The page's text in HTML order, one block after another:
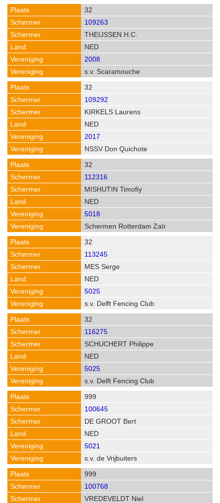
32
109263
THEIJSSEN H.C.
NED
2008
s.v. Scaramouche
32
109292
KIRKELS Laurens
NED
2017
NSSV Don Quichote
32
112316
MISHUTIN Timofiy
NED
5018
Schermen Rotterdam Zaïr
32
113245
MES Serge
NED
5025
s.v. Delft Fencing Club
32
116275
SCHUCHERT Philippe
NED
5025
s.v. Delft Fencing Club
999
100645
DE GROOT Bert
NED
5021
s.v. de Vrijbuiters
999
100768
VREDEVELDT Niel